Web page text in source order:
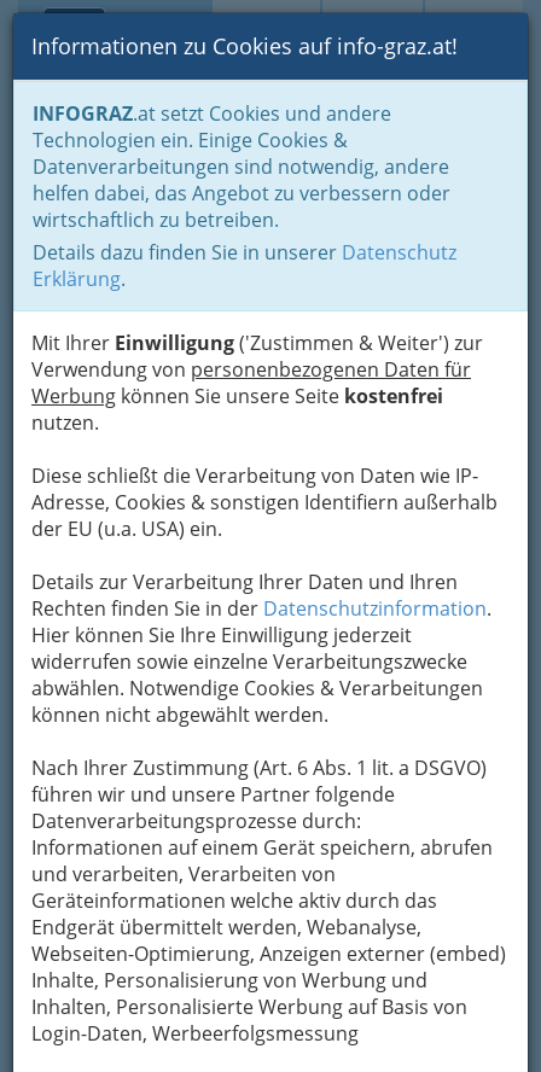
Suche Login Toggle
Informationen zu Cookies auf info-graz.at!
INFOGRAZ.at setzt Cookies und andere
Technologien ein. Einige Cookies &
Datenverarbeitungen sind notwendig, andere
helfen dabei, das Angebot zu verbessern oder
wirtschaftlich zu betreiben.
Details dazu finden Sie in unserer Datenschutz
Erklärung.
Mit Ihrer Einwilligung('Zustimmen & Weiter') zur
Verwendung von personenbezogenen Daten für
Werbung können Sie unsere Seite kostenfrei
nutzen.
Diese schließt die Verarbeitung von Daten wie IP-
Adresse, Cookies & sonstigen Identifiern außerhalb
der EU (u.a. USA) ein.
Details zur Verarbeitung Ihrer Daten und Ihren
Rechten finden Sie in der Datenschutzinformation.
Hier können Sie Ihre Einwilligung jederzeit
widerrufen sowie einzelne Verarbeitungszwecke
abwählen. Notwendige Cookies & Verarbeitungen
können nicht abgewählt werden.
Nach Ihrer Zustimmung (Art. 6 Abs. 1 lit. a DSGVO)
führen wir und unsere Partner folgende
Datenverarbeitungsprozesse durch:
Informationen auf einem Gerät speichern, abrufen
und verarbeiten, Verarbeiten von
Geräteinformationen welche aktiv durch das
Endgerät übermittelt werden, Webanalyse,
Webseiten-Optimierung, Anzeigen externer (embed)
Inhalte, Personalisierung von Werbung und
Inhalten, Personalisierte Werbung auf Basis von
Login-Daten, Werbeerfolgsmessung
Home Branchen
Einkaufen & Schenken - der Handel
Der Handel nach WKO-Gliederung
Landesgremium Baustoff-, Eisen-, Hartwaren- und Holzhandel
Metallhandel - Rohmetalle
Metallhandel - Rohmetalle
Bezirksauswahl
Alle Bezirke
Frank Metall Recycling und Handels
GmbH - Handel mit
Sekundärrohstoffen
Schönaugürtel 4, 8010 Graz
+43 316 823 195 - 4
Ankauf aller Eisen- und Buntmetalle,
Demontagen und Industrierückbau sämtlicher
Anlagen und Anlagenteile
Kategorien
2
Allan Frank
Schönaugürtel 4, 8010 Graz
+43 316 823 195
+43 316 823 1954
E-Mail
Karte & Routenplaner
Eintrag ändern